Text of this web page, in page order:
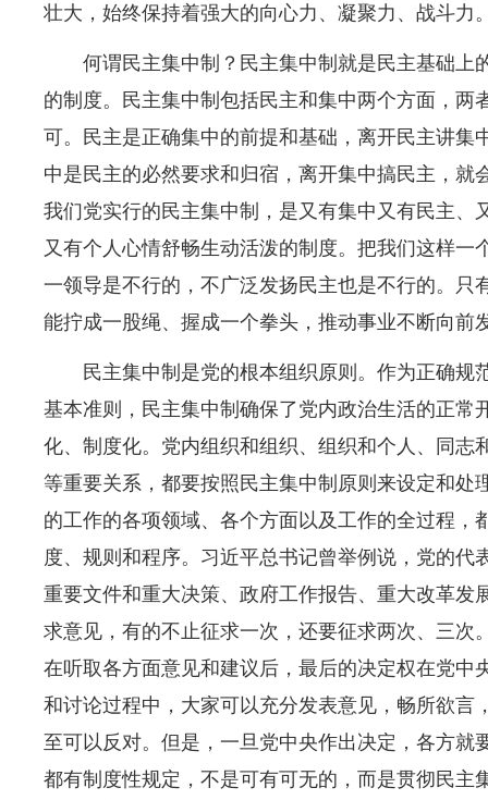
壮大，始终保持着强大的向心力、凝聚力、战斗力
何谓民主集中制？民主集中制就是民主基础上
的制度。民主集中制包括民主和集中两个方面，两
可。民主是正确集中的前提和基础，离开民主讲集
中是民主的必然要求和归宿，离开集中搞民主，就
我们党实行的民主集中制，是又有集中又有民主、
又有个人心情舒畅生动活泼的制度。把我们这样一
一领导是不行的，不广泛发扬民主也是不行的。只
能拧成一股绳、握成一个拳头，推动事业不断向前
民主集中制是党的根本组织原则。作为正确规
基本准则，民主集中制确保了党内政治生活的正常
化、制度化。党内组织和组织、组织和个人、同志
等重要关系，都要按照民主集中制原则来设定和处
的工作的各项领域、各个方面以及工作的全过程，
度、规则和程序。习近平总书记曾举例说，党的代
重要文件和重大决策、政府工作报告、重大改革发
求意见，有的不止征求一次，还要征求两次、三次
在听取各方面意见和建议后，最后的决定权在党中
和讨论过程中，大家可以充分发表意见，畅所欲言
至可以反对。但是，一旦党中央作出决定，各方就
都有制度性规定，不是可有可无的，而是贯彻民主